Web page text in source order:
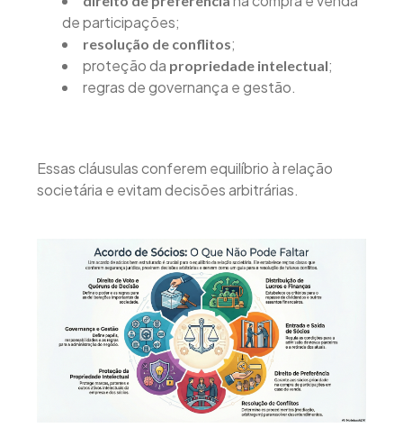
de participações;
resolução de conflitos;
proteção da propriedade intelectual;
regras de governança e gestão.
Essas cláusulas conferem equilíbrio à relação
societária e evitam decisões arbitrárias.